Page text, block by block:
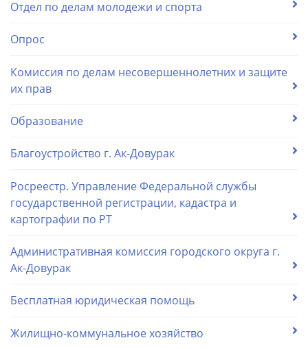
Отдел по делам молодежи и спорта
Опрос
Комиссия по делам несовершеннолетних и защите
их прав
Образование
Благоустройство г. Ак-Довурак
Росреестр. Управление Федеральной службы
государственной регистрации, кадастра и
картографии по РТ
Административная комиссия городского округа г.
Ак-Довурак
Бесплатная юридическая помощь
Жилищно-коммунальное хозяйство